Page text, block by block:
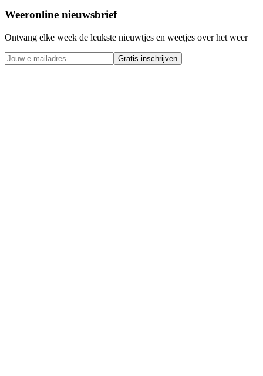
Weeronline nieuwsbrief
Ontvang elke week de leukste nieuwtjes en weetjes over het weer
Gratis inschrijven